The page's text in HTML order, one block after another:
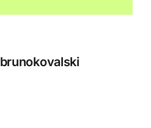
brunokovalski